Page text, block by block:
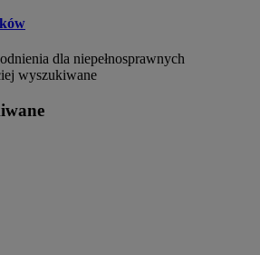
dla niepełnosprawnych
wyszukiwane